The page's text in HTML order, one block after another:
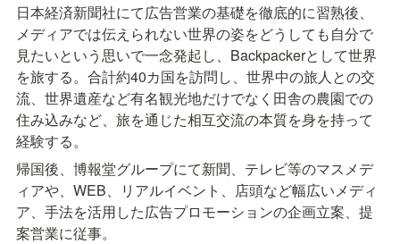
日本経済新聞社にて広告営業の基礎を徹底的に習熟後、
メディアでは伝えられない世界の姿をどうしても自分で
見たいという思いで一念発起し、Backpackerとして世界
を旅する。合計約40カ国を訪問し、世界中の旅人との交
流、世界遺産など有名観光地だけでなく田舎の農園での
住み込みなど、旅を通じた相互交流の本質を身を持って
経験する。
帰国後、博報堂グループにて新聞、テレビ等のマスメデ
ィアや、WEB、リアルイベント、店頭など幅広いメディ
ア、手法を活用した広告プロモーションの企画立案、提
案営業に従事。